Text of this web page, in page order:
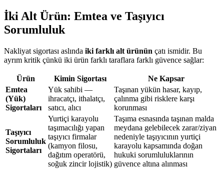
İki Alt Ürün: Emtea ve Taşıyıcı
Sorumluluk
Nakliyat sigortası aslında iki farklı alt ürünün çatı ismidir. Bu
ayrım kritik çünkü iki ürün farklı taraflara farklı güvence sağlar:
Ürün Kimin Sigortası
Ne Kapsar
Emtea
(Yük)
Sigortaları
Yük sahibi —
ihracatçı, ithalatçı,
satıcı, alıcı
Taşınan yükün hasar, kayıp,
çalınma gibi risklere karşı
korunması
Taşıyıcı
Sorumluluk
Sigortaları
Yurtiçi karayolu
taşımacılığı yapan
taşıyıcı firmalar
(kamyon filosu,
dağıtım operatörü,
soğuk zincir lojistik)
Taşıma esnasında taşınan malda
meydana gelebilecek zarar/ziyan
nedeniyle taşıyıcının yurtiçi
karayolu kapsamında doğan
hukuki sorumluluklarının
güvence altına alınması